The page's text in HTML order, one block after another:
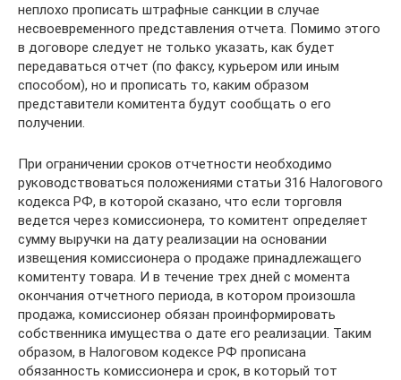
неплохо прописать штрафные санкции в случае
несвоевременного представления отчета. Помимо этого
в договоре следует не только указать, как будет
передаваться отчет (по факсу, курьером или иным
способом), но и прописать то, каким образом
представители комитента будут сообщать о его
получении.
При ограничении сроков отчетности необходимо
руководствоваться положениями статьи 316 Налогового
кодекса РФ, в которой сказано, что если торговля
ведется через комиссионера, то комитент определяет
сумму выручки на дату реализации на основании
извещения комиссионера о продаже принадлежащего
комитенту товара. И в течение трех дней с момента
окончания отчетного периода, в котором произошла
продажа, комиссионер обязан проинформировать
собственника имущества о дате его реализации. Таким
образом, в Налоговом кодексе РФ прописана
обязанность комиссионера и срок, в который тот